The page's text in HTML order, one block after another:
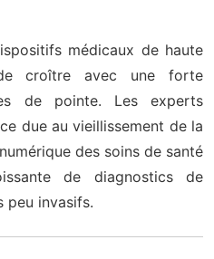
médicaux de haute
croître avec une forte
de pointe. Les experts
due au vieillissement de la
des soins de santé
de diagnostics de
peu invasifs.